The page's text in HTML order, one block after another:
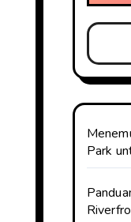
Park